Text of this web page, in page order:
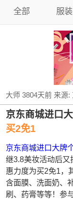
全部 服装
大师 3804天前来源:
京东商城进口
买2免1
京东商城进口大牌
继3.8美妆活动后
惠力度为买2免1，
含面膜、洗面奶、
刷、药膏等等！参